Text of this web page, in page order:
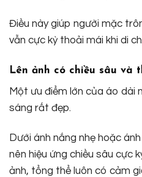
Điều này giúp người mặc
vẫn cực kỳ thoải mái khi di
Lên ảnh có chiều sâu và
Một ưu điểm lớn của áo dài
sáng rất đẹp.
Dưới ánh nắng nhẹ hoặc
nên hiệu ứng chiều sâu cực
ảnh, tổng thể luôn có cảm